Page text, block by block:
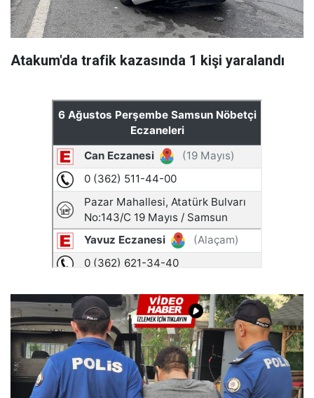
Atakum'da trafik kazasında 1 kişi yaralandı